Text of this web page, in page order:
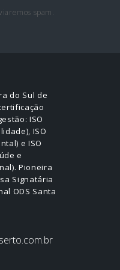
spam.
do Sul de
ISO
ISO
e ISO
e
Pioneira
Signatária
ODS Santa